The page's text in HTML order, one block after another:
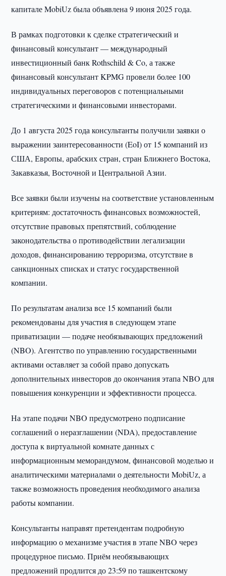
капитале MobiUz была объявлена 9 июня 2025 года.
В рамках подготовки к сделке стратегический и
финансовый консультант — международный
инвестиционный банк Rothschild & Co, а также
финансовый консультант KPMG провели более 100
индивидуальных переговоров с потенциальными
стратегическими и финансовыми инвесторами.
До 1 августа 2025 года консультанты получили заявки о
выражении заинтересованности (EoI) от 15 компаний из
США, Европы, арабских стран, стран Ближнего Востока,
Закавказья, Восточной и Центральной Азии.
Все заявки были изучены на соответствие установленным
критериям: достаточность финансовых возможностей,
отсутствие правовых препятствий, соблюдение
законодательства о противодействии легализации
доходов, финансированию терроризма, отсутствие в
санкционных списках и статус государственной
компании.
По результатам анализа все 15 компаний были
рекомендованы для участия в следующем этапе
приватизации — подаче необязывающих предложений
(NBO). Агентство по управлению государственными
активами оставляет за собой право допускать
дополнительных инвесторов до окончания этапа NBO для
повышения конкуренции и эффективности процесса.
На этапе подачи NBO предусмотрено подписание
соглашений о неразглашении (NDA), предоставление
доступа к виртуальной комнате данных с
информационным меморандумом, финансовой моделью и
аналитическими материалами о деятельности MobiUz, а
также возможность проведения необходимого анализа
работы компании.
Консультанты направят претендентам подробную
информацию о механизме участия в этапе NBO через
процедурное письмо. Приём необязывающих
предложений продлится до 23:59 по ташкентскому